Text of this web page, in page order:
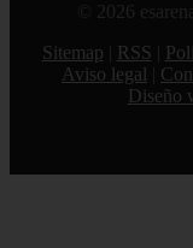
© 2026
Sitemap
RSS
Aviso legal
Diseño